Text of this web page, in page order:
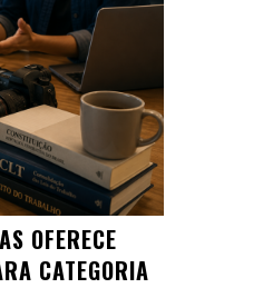
OFERECE
CATEGORIA